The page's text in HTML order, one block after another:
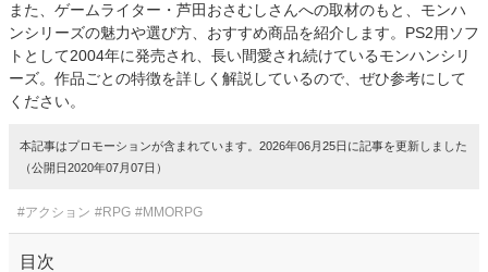
また、ゲームライター・芦田おさむしさんへの取材のもと、モンハ
ンシリーズの魅力や選び方、おすすめ商品を紹介します。PS2用ソフ
トとして2004年に発売され、長い間愛され続けているモンハンシリ
ーズ。作品ごとの特徴を詳しく解説しているので、ぜひ参考にして
ください。
本記事はプロモーションが含まれています。2026年06月25日に記事を更新しました
（公開日2020年07月07日）
#アクション #RPG #MMORPG
目次